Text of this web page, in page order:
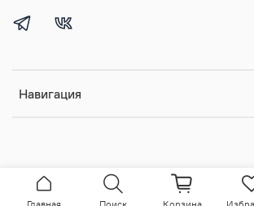
Навигация